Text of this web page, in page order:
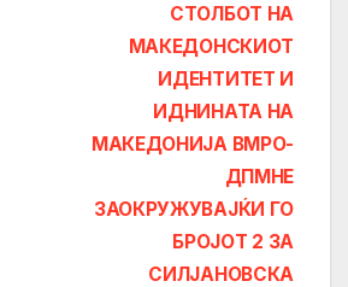
СТОЛБОТ НА
МАКЕДОНСКИОТ
ИДЕНТИТЕТ И
ИДНИНАТА НА
МАКЕДОНИЈА ВМРО-
ДПМНЕ
ЗАОКРУЖУВАЈЌИ ГО
БРОЈОТ 2 ЗА
СИЛЈАНОВСКА